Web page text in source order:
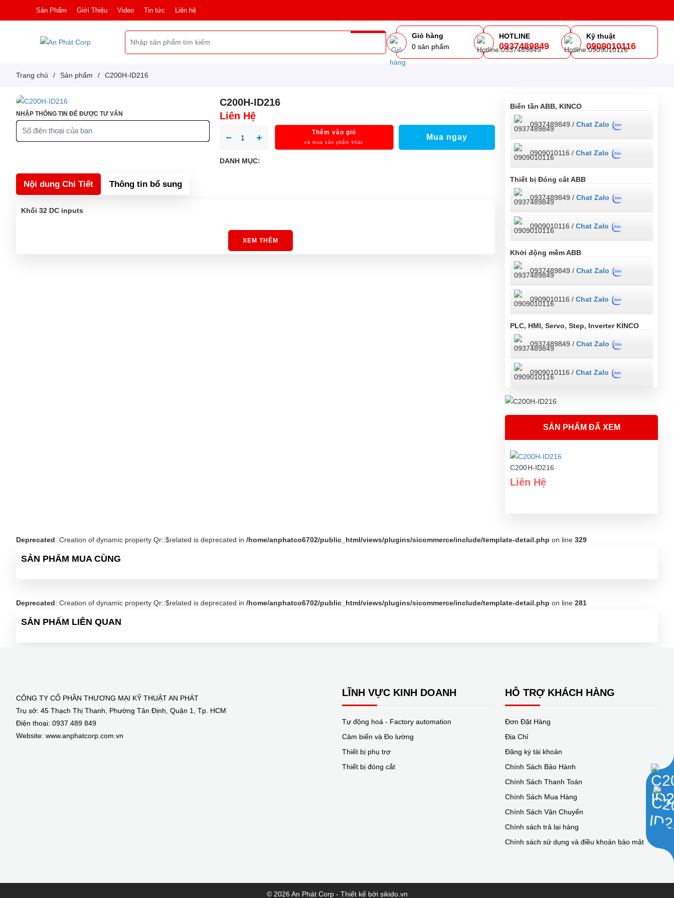
Sản Phẩm Giới Thiệu Video Tin tức Liên hệ
Giỏ hàng
0 sản phẩm
HOTLINE
0937489849
Kỹ thuật
0909010116
Trang chủ / Sản phẩm / C200H-ID216
NHẬP THÔNG TIN ĐỂ ĐƯỢC TƯ VẤN
C200H-ID216
Liên Hệ
Thêm vào giỏ
và mua sản phẩm khác
Mua ngay
DANH MỤC:
Nội dung Chi Tiết Thông tin bổ sung
Khối 32 DC inputs
XEM THÊM
Biến tần ABB, KINCO
0937489849 / Chat Zalo
0909010116 / Chat Zalo
Thiết bị Đóng cắt ABB
0937489849 / Chat Zalo
0909010116 / Chat Zalo
Khởi động mềm ABB
0937489849 / Chat Zalo
0909010116 / Chat Zalo
PLC, HMI, Servo, Step, Inverter KINCO
0937489849 / Chat Zalo
0909010116 / Chat Zalo
SẢN PHẨM ĐÃ XEM
C200H-ID216
Liên Hệ
Deprecated: Creation of dynamic property Qr::$related is deprecated in /home/anphatco6702/public_html/views/plugins/sicommerce/include/template-detail.php on line 329
SẢN PHẨM MUA CÙNG
Deprecated: Creation of dynamic property Qr::$related is deprecated in /home/anphatco6702/public_html/views/plugins/sicommerce/include/template-detail.php on line 281
SẢN PHẨM LIÊN QUAN
CÔNG TY CỔ PHẦN THƯƠNG MẠI KỸ THUẬT AN PHÁT
Trụ sở: 45 Thạch Thị Thanh, Phường Tân Định, Quận 1, Tp. HCM
Điện thoại: 0937 489 849
Website: www.anphatcorp.com.vn
LĨNH VỰC KINH DOANH
Tự động hoá - Factory automation
Cảm biến và Đo lường
Thiết bị phụ trợ
Thiết bị đóng cắt
HỖ TRỢ KHÁCH HÀNG
Đơn Đặt Hàng
Địa Chỉ
Đăng ký tài khoản
Chính Sách Bảo Hành
Chính Sách Thanh Toán
Chính Sách Mua Hàng
Chính Sách Vận Chuyển
Chính sách trả lại hàng
Chính sách sử dụng và điều khoản bảo mật
© 2026 An Phát Corp - Thiết kế bởi sikido.vn